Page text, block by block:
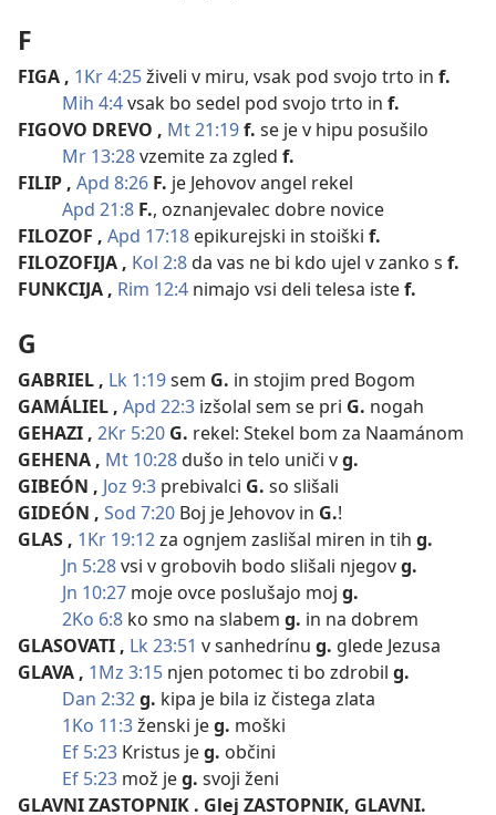
F
FIGA , 1Kr 4:25živeli v miru, vsak pod svojo trto in f.
Mih 4:4vsak bo sedel pod svojo trto in f.
FIGOVO DREVO , Mt 21:19f. se je v hipu posušilo
Mr 13:28vzemite za zgled f.
FILIP , Apd 8:26 F. je Jehovov angel rekel
Apd 21:8 F., oznanjevalec dobre novice
FILOZOF , Apd 17:18 epikurejski in stoiški f.
FILOZOFIJA , Kol 2:8da vas ne bi kdo ujel v zanko s f.
FUNKCIJA , Rim 12:4 nimajo vsi deli telesa istef.
G
GABRIEL , Lk 1:19sem G. in stojim pred Bogom
GAMÁLIEL , Apd 22:3 izšolal sem se pri G. nogah
GEHAZI , 2Kr 5:20 G. rekel: Stekel bom za Naamánom
GEHENA , Mt 10:28dušo in telo uniči vg.
GIBEÓN , Joz 9:3 prebivalci G. so slišali
GIDEÓN , Sod 7:20 Boj je Jehovov in G.!
GLAS , 1Kr 19:12za ognjem zaslišal miren in tih g.
Jn 5:28vsi v grobovih bodo slišali njegovg.
Jn 10:27 moje ovce poslušajo moj g.
2Ko 6:8 ko smo na slabem g. in na dobrem
GLASOVATI , Lk 23:51 v sanhedrínu g. glede Jezusa
GLAVA , 1Mz 3:15 njen potomec ti bo zdrobil g.
Dan 2:32g. kipa je bila iz čistega zlata
1Ko 11:3ženski jeg. moški
Ef 5:23 Kristus jeg. občini
Ef 5:23 mož jeg. svoji ženi
GLAVNI ZASTOPNIK . Glej ZASTOPNIK, GLAVNI.